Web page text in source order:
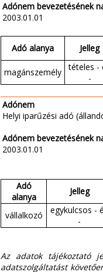
Adónem bevezetésének
2003.01.01
Adó alanya Jelleg
magánszemély
tételes -
-
Adónem
Helyi iparűzési adó
Adónem bevezetésének
2003.01.01
Adó
alanya
Jelleg
vállalkozó
egykulcsos -
-
Az adatok tájékoztató
adatszolgáltatást